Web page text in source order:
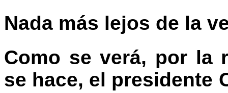
Nada más lejos de la
Como se verá, por la
se hace, el presidente